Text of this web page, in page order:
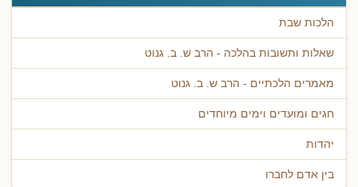
הלכות שבת
שאלות ותשובות בהלכה - הרב ש. ב. גנוט
מאמרים הלכתיים - הרב ש. ב. גנוט
חגים ומועדים וימים מיוחדים
יהדות
בין אדם לחברו